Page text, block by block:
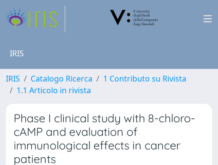
IRIS
IRIS Catalogo Ricerca
1 Contributo su Rivista
1.1 Articolo in rivista
Phase I clinical study with 8-chloro-
cAMP and evaluation of
immunological effects in cancer
patients